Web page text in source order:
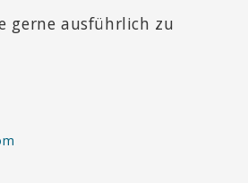
gerne ausführlich zu